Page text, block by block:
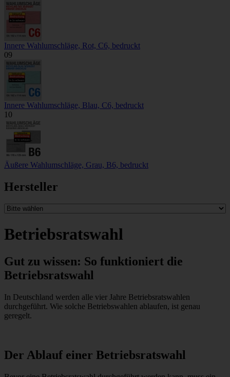
Innere Wahlumschläge, Rot, C6, bedruckt
09
Innere Wahlumschläge, Blau, C6, bedruckt
10
Äußere Wahlumschläge, Grau, B6, bedruckt
Hersteller
Betriebsratswahl
Gut zu wissen: So funktioniert die
Betriebsratswahl
In Deutschland werden alle vier Jahre Betriebsratswahlen
durchgeführt. Wie solche Betriebswahlen ablaufen, ist genau
geregelt.
Der Ablauf einer Betriebsratswahl